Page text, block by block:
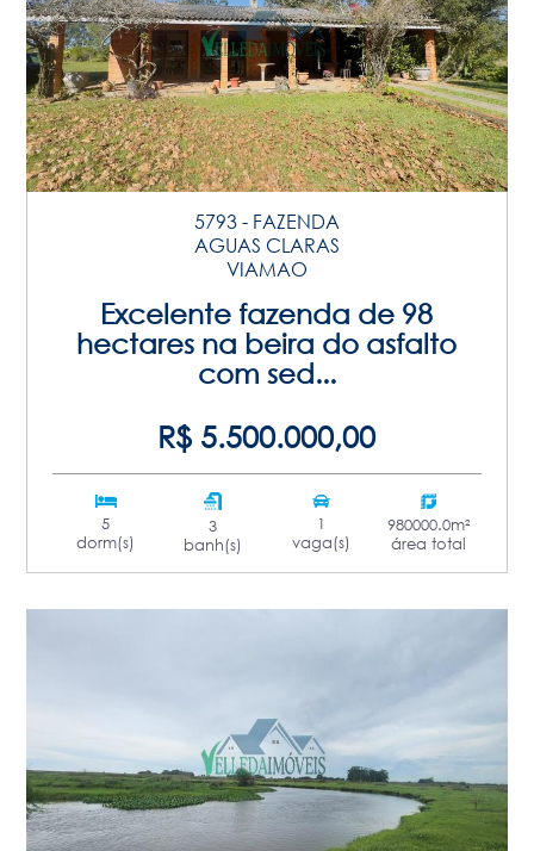
5793 - FAZENDA
AGUAS CLARAS
VIAMAO
Excelente fazenda de 98
hectares na beira do asfalto
com sed...
R$ 5.500.000,00
5
dorm(s)
3
banh(s)
1
vaga(s)
980000.0m²
área total